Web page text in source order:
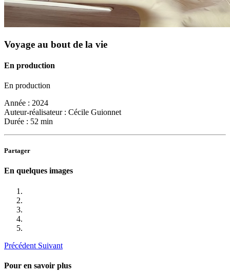
Voyage au bout de la vie
En production
En production
Année : 2024
Auteur-réalisateur : Cécile Guionnet
Durée : 52 min
Partager
En quelques images
Précédent Suivant
Pour en savoir plus